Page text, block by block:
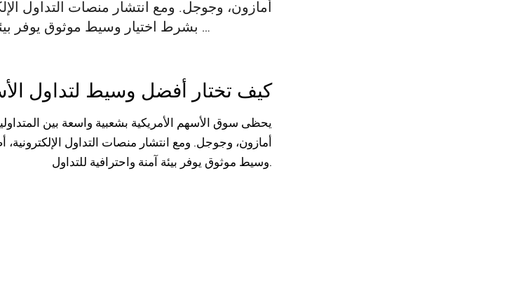
أمازون، وجوجل. ومع انتشار منصات التداول
بشرط اختيار وسيط موثوق يوفر بيئة آمنة واحترافية للتداول. كيف تختار وسيطًا موثوقًا …
كيف تختار أفضل وسيط لتداول
يحظى سوق الأسهم الأمريكية بشعبية واسعة بين
أمازون، وجوجل. ومع انتشار منصات التداول
وسيط موثوق يوفر بيئة آمنة واحترافية للتداول.